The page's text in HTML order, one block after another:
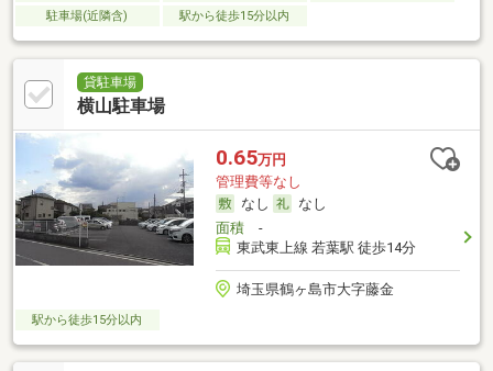
駐車場(近隣含)
駅から徒歩15分以内
貸駐車場
横山駐車場
0.65万円
管理費等なし
なし
なし
面積-
東武東上線 若葉駅 徒歩14分
埼玉県鶴ヶ島市大字藤金
駅から徒歩15分以内